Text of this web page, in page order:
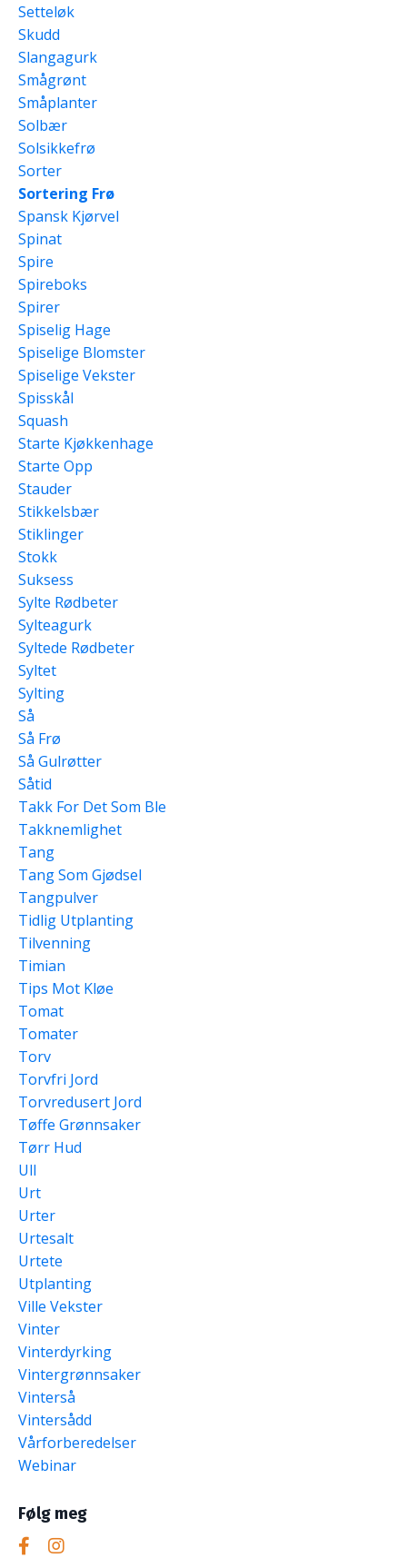
Setteløk
Skudd
Slangagurk
Smågrønt
Småplanter
Solbær
Solsikkefrø
Sorter
Sortering Frø
Spansk Kjørvel
Spinat
Spire
Spireboks
Spirer
Spiselig Hage
Spiselige Blomster
Spiselige Vekster
Spisskål
Squash
Starte Kjøkkenhage
Starte Opp
Stauder
Stikkelsbær
Stiklinger
Stokk
Suksess
Sylte Rødbeter
Sylteagurk
Syltede Rødbeter
Syltet
Sylting
Så
Så Frø
Så Gulrøtter
Såtid
Takk For Det Som Ble
Takknemlighet
Tang
Tang Som Gjødsel
Tangpulver
Tidlig Utplanting
Tilvenning
Timian
Tips Mot Kløe
Tomat
Tomater
Torv
Torvfri Jord
Torvredusert Jord
Tøffe Grønnsaker
Tørr Hud
Ull
Urt
Urter
Urtesalt
Urtete
Utplanting
Ville Vekster
Vinter
Vinterdyrking
Vintergrønnsaker
Vinterså
Vintersådd
Vårforberedelser
Webinar
Følg meg